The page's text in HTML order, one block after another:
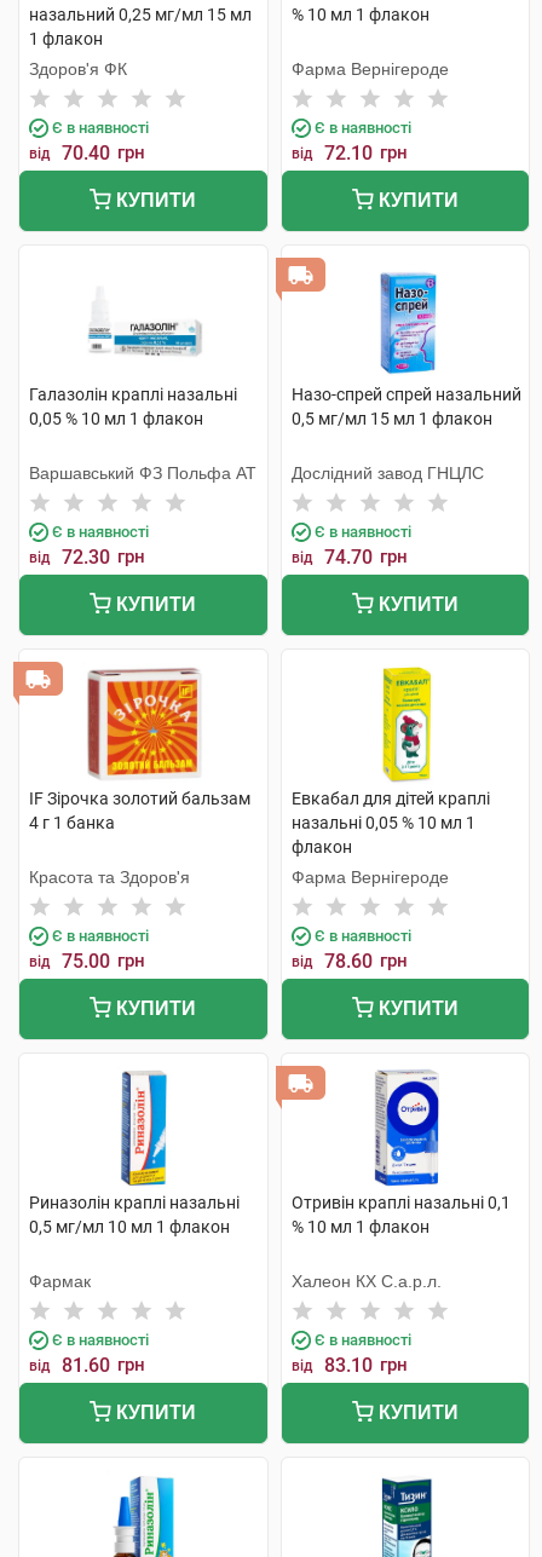
назальний 0,25 мг/мл 15 мл
1 флакон
Здоров'я ФК
Є в наявності
від 70.40 грн
КУПИТИ
% 10 мл 1 флакон
Фарма Вернігероде
Є в наявності
від 72.10 грн
КУПИТИ
Галазолін краплі назальні
0,05 % 10 мл 1 флакон
Варшавський ФЗ Польфа АТ
Є в наявності
від 72.30 грн
КУПИТИ
Назо-спрей спрей назальний
0,5 мг/мл 15 мл 1 флакон
Дослідний завод ГНЦЛС
Є в наявності
від 74.70 грн
КУПИТИ
IF Зірочка золотий бальзам
4 г 1 банка
Красота та Здоров'я
Є в наявності
від 75.00 грн
КУПИТИ
Евкабал для дітей краплі
назальні 0,05 % 10 мл 1
флакон
Фарма Вернігероде
Є в наявності
від 78.60 грн
КУПИТИ
Риназолін краплі назальні
0,5 мг/мл 10 мл 1 флакон
Фармак
Є в наявності
від 81.60 грн
КУПИТИ
Отривін краплі назальні 0,1
% 10 мл 1 флакон
Халеон КХ С.а.р.л.
Є в наявності
від 83.10 грн
КУПИТИ